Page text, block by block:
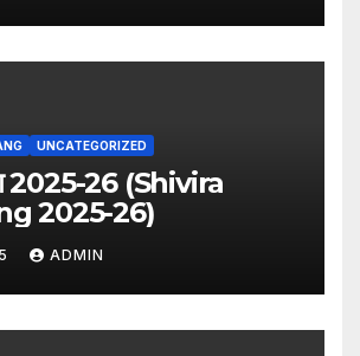
UNCATEGORIZED
2025-26 (Shivira
2025-26)
ADMIN